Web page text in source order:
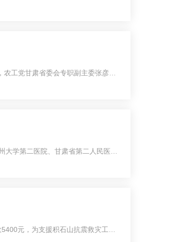
工党甘肃省委会专职副主委张彦凌
学第二医院、甘肃省第二人民医院
元，为支援积石山抗震救灾工作